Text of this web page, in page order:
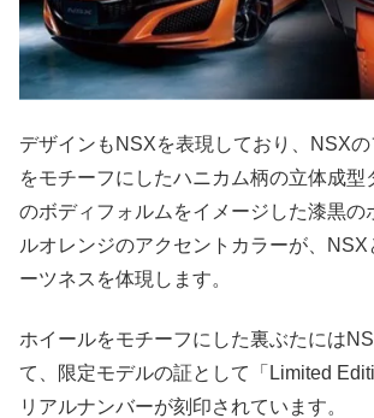
デザインもNSXを表現しており、NSX
をモチーフにしたハニカム柄の立体成型
のボディフォルムをイメージした漆黒の
ルオレンジのアクセントカラーが、NSX
ーツネスを体現します。
ホイールをモチーフにした裏ぶたには
て、限定モデルの証として「Limited
リアルナンバーが刻印されています。